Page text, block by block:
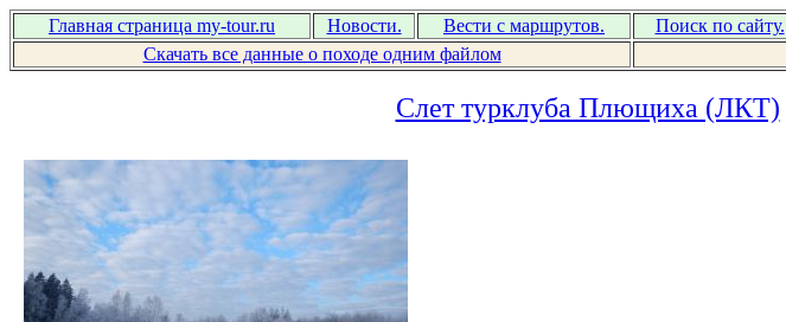
Главная страница my-tour.ru Новости. Вести с маршрутов. Поиск по сайту.
Скачать все данные о походе одним файлом
Слет турклуба Плющиха (ЛКТ)